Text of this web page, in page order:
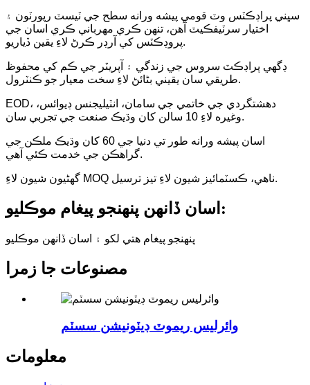
سڀني پراڊڪٽس وٽ قومي پيشه ورانه سطح جي ٽيسٽ رپورٽون ۽
اختيار سرٽيفڪيٽ آهن، تنهن ڪري مهرباني ڪري اسان جي
پروڊڪٽس کي آرڊر ڪرڻ لاءِ يقين ڏياريو.
ڊگھي پراڊڪٽ سروس جي زندگي ۽ آپريٽر جي ڪم کي محفوظ
طريقي سان يقيني بڻائڻ لاءِ سخت معيار جو ڪنٽرول.
EOD، دهشتگردي جي خاتمي جي سامان، انٽيليجنس ڊيوائس،
وغيره لاءِ 10 سالن کان وڌيڪ صنعت جي تجربي سان.
اسان پيشه ورانه طور تي دنيا جي 60 کان وڌيڪ ملڪن جي
گراهڪن جي خدمت ڪئي آهي.
گهڻيون شيون لاءِ MOQ ناهي، ڪسٽمائيز شيون لاءِ تيز ترسيل.
اسان ڏانهن پنهنجو پيغام موڪليو:
پنهنجو پيغام هتي لکو ۽ اسان ڏانهن موڪليو
مصنوعات جا زمرا
وائرليس ريموٽ ڊيٽونيشن سسٽم
معلومات